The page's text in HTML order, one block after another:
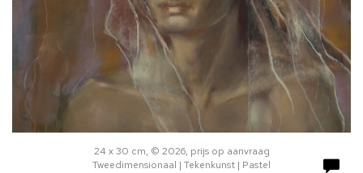
24 x 30 cm, © 2026, prijs op aanvraag
Tweedimensionaal | Tekenkunst | Pastel